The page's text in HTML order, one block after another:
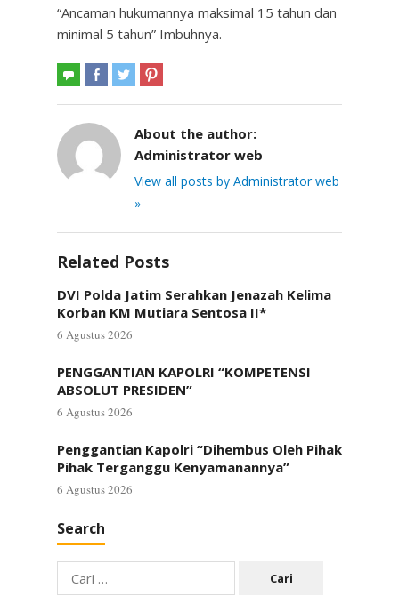
“Ancaman hukumannya maksimal 15 tahun dan
minimal 5 tahun” Imbuhnya.
About the author:
Administrator web
View all posts by Administrator web
»
Related Posts
DVI Polda Jatim Serahkan Jenazah Kelima
Korban KM Mutiara Sentosa II*
6 Agustus 2026
PENGGANTIAN KAPOLRI “KOMPETENSI
ABSOLUT PRESIDEN”
6 Agustus 2026
Penggantian Kapolri “Dihembus Oleh Pihak
Pihak Terganggu Kenyamanannya”
6 Agustus 2026
Search
Cari
untuk: